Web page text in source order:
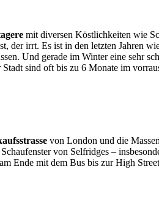
mit diversen Köstlichkeiten wie
der irrt. Es ist in den letzten Jahren
Und gerade im Winter eine sehr
sind oft bis zu 6 Monate im
von London und die
von Selfridges –
Ende mit dem Bus bis zur High